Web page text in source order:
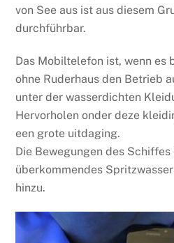
von See aus ist aus diesem
durchführbar.
Das Mobiltelefon ist, wenn es
ohne Ruderhaus den Betrieb
unter der wasserdichten
Hervorholen onder deze
een grote uitdaging.
Die Bewegungen des
überkommendes
hinzu.